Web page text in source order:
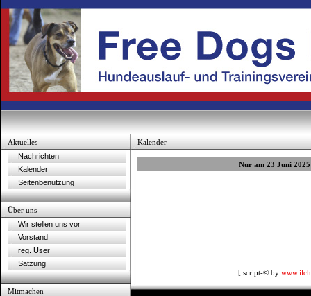
Aktuelles
Nachrichten
Kalender
Seitenbenutzung
Über uns
Wir stellen uns vor
Vorstand
reg. User
Satzung
Mitmachen
Kalender
Nur am 23 Juni 2025
[.script-© by